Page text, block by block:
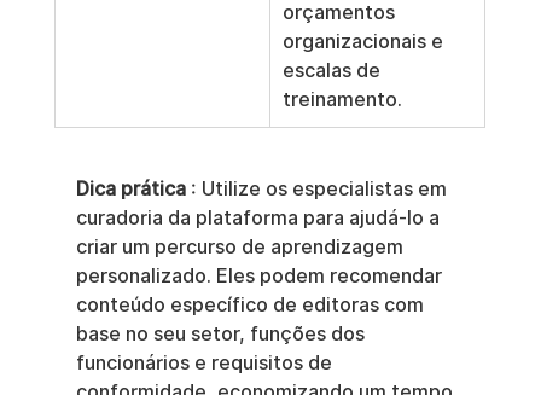
orçamentos
organizacionais e
escalas de
treinamento.
Dica prática : Utilize os especialistas em
curadoria da plataforma para ajudá-lo a
criar um percurso de aprendizagem
personalizado. Eles podem recomendar
conteúdo específico de editoras com
base no seu setor, funções dos
funcionários e requisitos de